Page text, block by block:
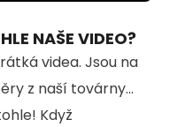
NAŠE VIDEO?
videa. Jsou na
z naší továrny...
Když